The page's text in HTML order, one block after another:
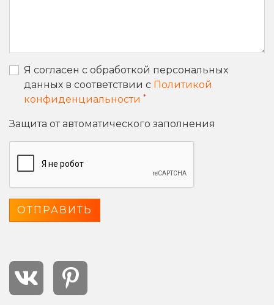
Я согласен с обработкой персональных
данных в соответствии с Политикой
конфиденциальности *
Защита от автоматического заполнения